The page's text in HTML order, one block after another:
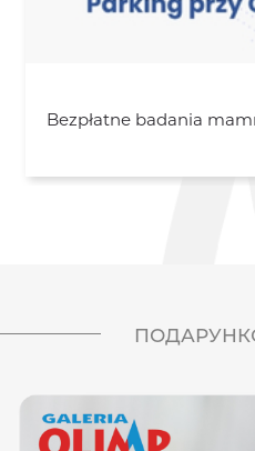
Bezpłatne badania